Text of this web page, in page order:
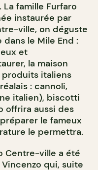
famille Furfaro
instaurée par
ville, on déguste
le Mile End :
et
la maison
italiens
: cannoli,
italien), biscotti
offrira aussi des
le fameux
le permettra.
Centre-ville a été
qui, suite